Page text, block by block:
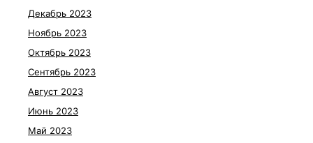
Декабрь 2023
Ноябрь 2023
Октябрь 2023
Сентябрь 2023
Август 2023
Июнь 2023
Май 2023